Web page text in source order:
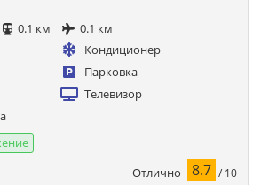
0.1 км
0.1 км
Кондиционер
Парковка
Телевизор
Отлично 8.7 / 10